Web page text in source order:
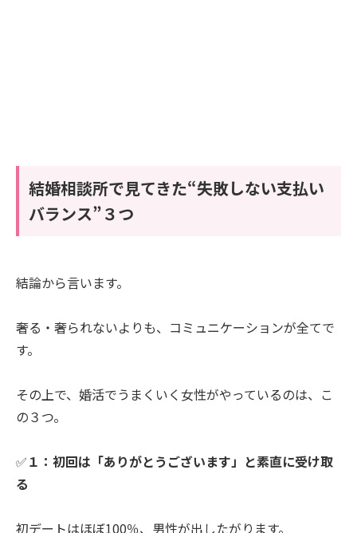
結婚相談所で見てきた“失敗しない支払い
バランス”３つ
結論から言います。
奢る・奢られないよりも、コミュニケーションが全てで
す。
その上で、婚活でうまくいく女性がやっているのは、こ
の３つ。
✅１：初回は「ありがとうございます」と素直に受け取
る
初デートはほぼ100％、男性が出したがります。